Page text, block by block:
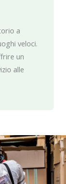
a
veloci.
un
alle